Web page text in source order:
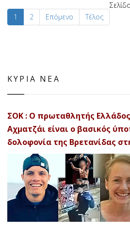
1
2 Επόμενο Τέλος
ΚΥΡΙΑ ΝΕΑ
ΣΟΚ : Ο πρωταθλητής
Αχματζάι είναι ο βασικός
δολοφονία της Βρετανίδας